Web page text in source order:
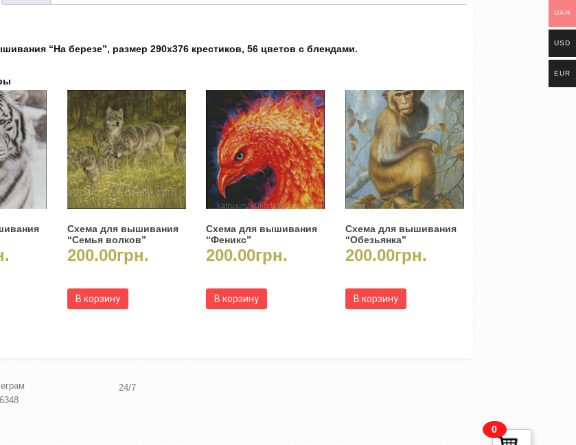
“На березе”, размер 290х376 крестиков, 56 цветов с блендами.
Схема для вышивания
“Семья волков”
200.00грн.
В корзину
Схема для вышивания
“Феникс”
200.00грн.
В корзину
Схема для вышивания
“Обезьянка”
200.00грн.
В корзину
24/7
UAH
USD
EUR
0